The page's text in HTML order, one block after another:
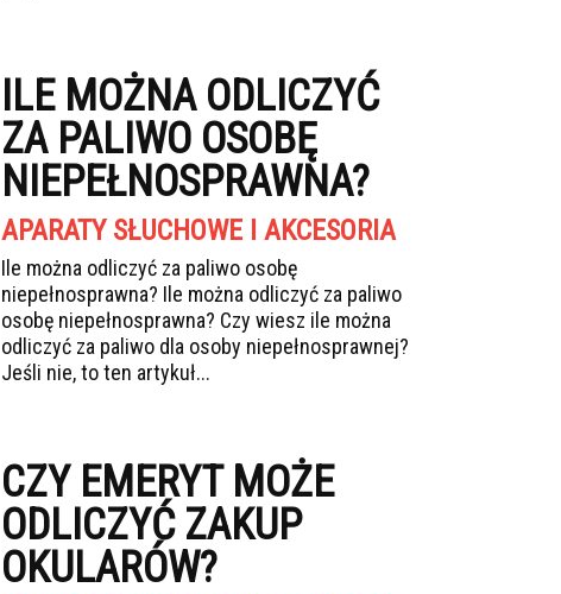
ILE MOŻNA ODLICZYĆ
ZA PALIWO OSOBĘ
NIEPEŁNOSPRAWNA?
APARATY SŁUCHOWE I AKCESORIA
Ile można odliczyć za paliwo osobę
niepełnosprawna? Ile można odliczyć za paliwo
osobę niepełnosprawna? Czy wiesz ile można
odliczyć za paliwo dla osoby niepełnosprawnej?
Jeśli nie, to ten artykuł...
CZY EMERYT MOŻE
ODLICZYĆ ZAKUP
OKULARÓW?